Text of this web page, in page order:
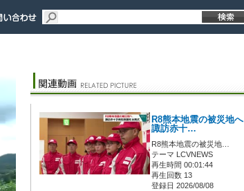
R8熊本地震の被災地へ
諏訪赤十…
R8熊本地震の被災地…
テーマ LCVNEWS
再生時間 00:01:44
再生回数 13
登録日 2026/08/08